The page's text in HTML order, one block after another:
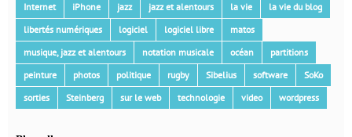
Internet
iPhone jazz jazz et alentours la vie
la vie du blog
libertés numériques
logiciel logiciel libre
matos
musique, jazz et alentours
notation musicale océan
partitions
peinture
photos politique rugby Sibelius software
SoKo
sorties
Steinberg sur le web technologie video wordpress